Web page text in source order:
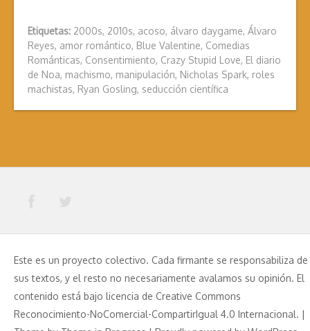
Etiquetas: 2000s, 2010s, acoso, álvaro daygame, Álvaro
Reyes, amor romántico, Blue Valentine, Comedias
Románticas, Consentimiento, Crazy Stupid Love, El diario
de Noa, machismo, manipulación, Nicholas Spark, roles
machistas, Ryan Gosling, seducción científica
Este es un proyecto colectivo. Cada firmante se responsabiliza de
sus textos, y el resto no necesariamente avalamos su opinión. El
contenido está bajo licencia de Creative Commons
Reconocimiento-NoComercial-CompartirIgual 4.0 Internacional. |